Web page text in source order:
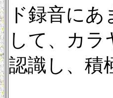
ド録音に
して、カ
認識し、積